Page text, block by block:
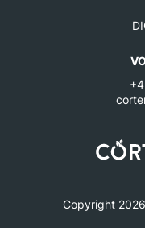
Copyright 2026